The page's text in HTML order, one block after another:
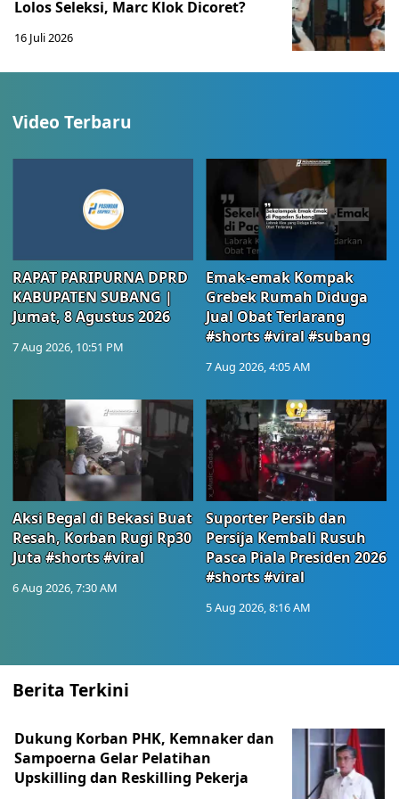
Lolos Seleksi, Marc Klok Dicoret?
16 Juli 2026
Video Terbaru
RAPAT PARIPURNA DPRD
KABUPATEN SUBANG |
Jumat, 8 Agustus 2026
7 Aug 2026, 10:51 PM
Emak-emak Kompak
Grebek Rumah Diduga
Jual Obat Terlarang
#shorts #viral #subang
7 Aug 2026, 4:05 AM
Aksi Begal di Bekasi Buat
Resah, Korban Rugi Rp30
Juta #shorts #viral
6 Aug 2026, 7:30 AM
Suporter Persib dan
Persija Kembali Rusuh
Pasca Piala Presiden 2026
#shorts #viral
5 Aug 2026, 8:16 AM
Berita Terkini
Dukung Korban PHK, Kemnaker dan
Sampoerna Gelar Pelatihan
Upskilling dan Reskilling Pekerja